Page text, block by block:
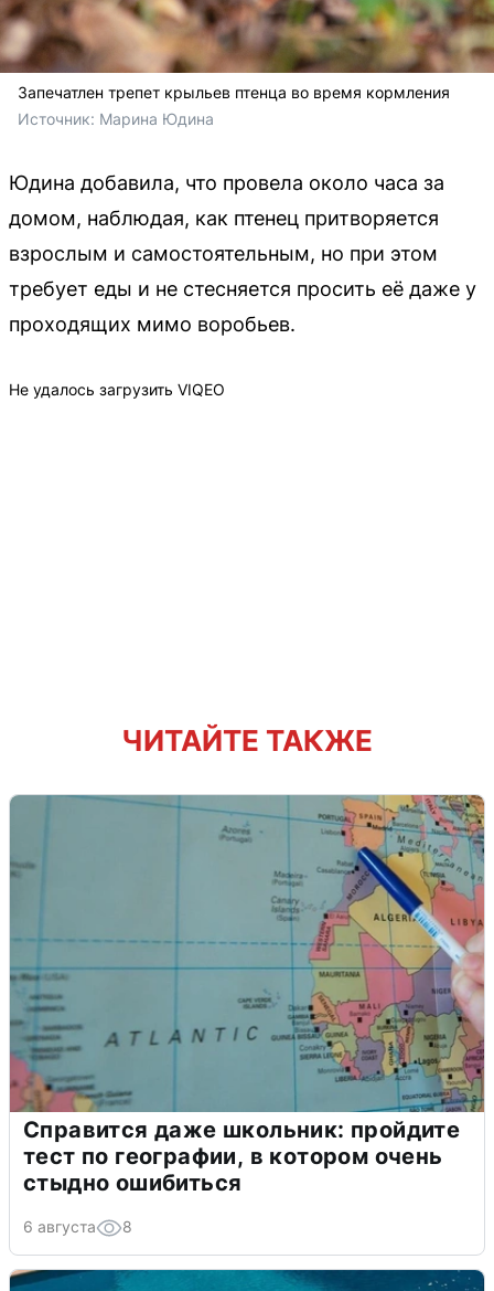
Запечатлен трепет крыльев птенца во время кормления
Источник: Марина Юдина
Юдина добавила, что провела около часа за
домом, наблюдая, как птенец притворяется
взрослым и самостоятельным, но при этом
требует еды и не стесняется просить её даже у
проходящих мимо воробьев.
Не удалось загрузить VIQEO
ЧИТАЙТЕ ТАКЖЕ
Справится даже школьник: пройдите
тест по географии, в котором очень
стыдно ошибиться
6 августа 8